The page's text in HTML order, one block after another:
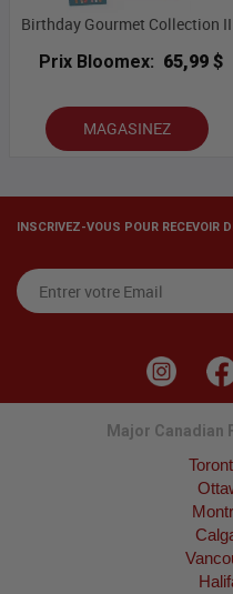
Birthday Gourmet Collection II
Prix Bloomex: 65,99 $
MAGASINEZ
INSCRIVEZ-VOUS POUR RECEVOIR
Major Canadian